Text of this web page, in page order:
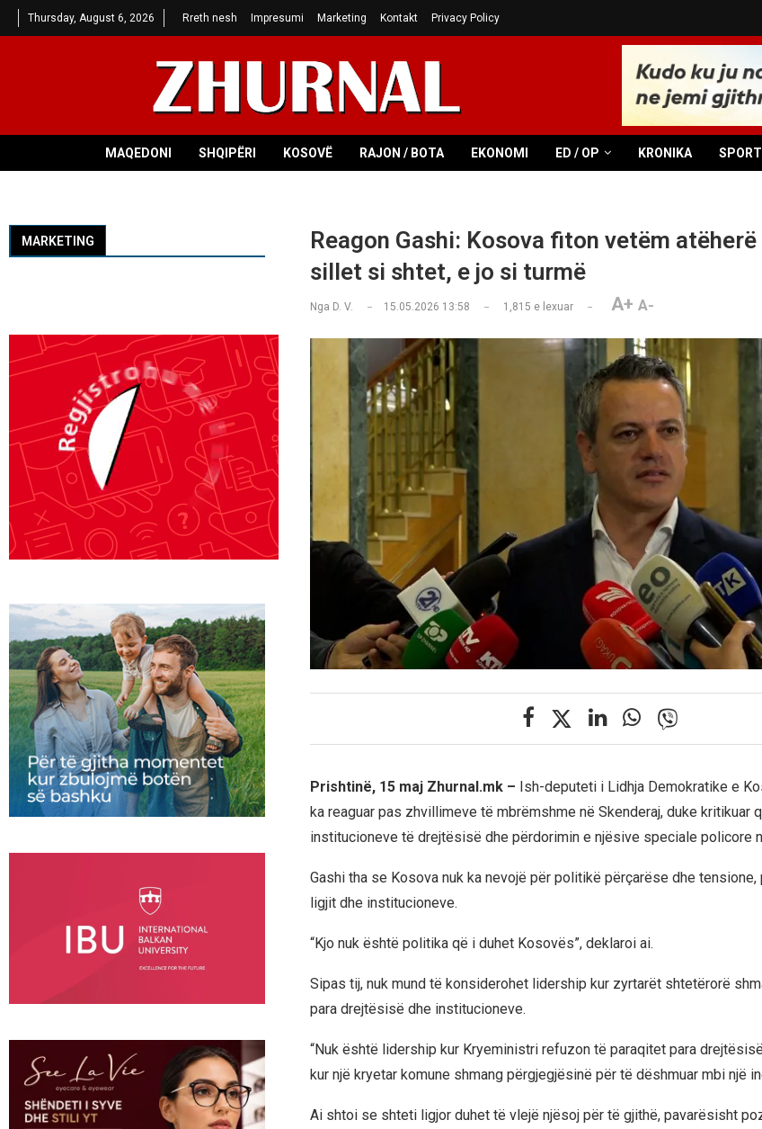
Thursday, August 6, 2026 Rreth nesh Impresumi Marketing Kontakt Privacy Policy
MAQEDONI SHQIPËRI KOSOVË RAJON / BOTA EKONOMI ED / OP KRONIKA SPORT
Reagon Gashi: Kosova fiton vetëm
sillet si shtet, e jo si turmë
Nga D. V. 15.05.2026 13:58 1,815 e lexuar A+ A-
Prishtinë, 15 maj Zhurnal.mk – Ish-deputeti i Lidhja Demokratike e
ka reaguar pas zhvillimeve të mbrëmshme në Skenderaj, duke kritikuar
institucioneve të drejtësisë dhe përdorimin e njësive speciale policore
Gashi tha se Kosova nuk ka nevojë për politikë përçarëse dhe
ligjit dhe institucioneve.
“Kjo nuk është politika që i duhet Kosovës”, deklaroi ai.
Sipas tij, nuk mund të konsiderohet lidership kur zyrtarët shtetërorë
para drejtësisë dhe institucioneve.
“Nuk është lidership kur Kryeministri refuzon të paraqitet para
kur një kryetar komune shmang përgjegjësinë për të dëshmuar mbi një
Ai shtoi se shteti ligjor duhet të vlejë njësoj për të gjithë, pavarësisht
MARKETING